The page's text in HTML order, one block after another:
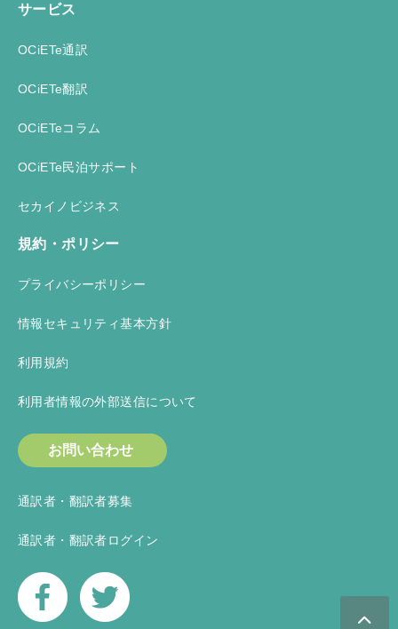
サービス
OCiETe通訳
OCiETe翻訳
OCiETeコラム
OCiETe民泊サポート
セカイノビジネス
規約・ポリシー
プライバシーポリシー
情報セキュリティ基本方針
利用規約
利用者情報の外部送信について
お問い合わせ
通訳者・翻訳者募集
通訳者・翻訳者ログイン